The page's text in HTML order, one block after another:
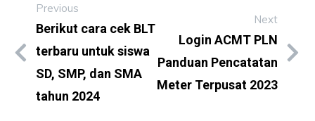
Previous
Berikut cara cek BLT
terbaru untuk siswa
SD, SMP, dan SMA
tahun 2024
Next
Login ACMT PLN
Panduan Pencatatan
Meter Terpusat 2023